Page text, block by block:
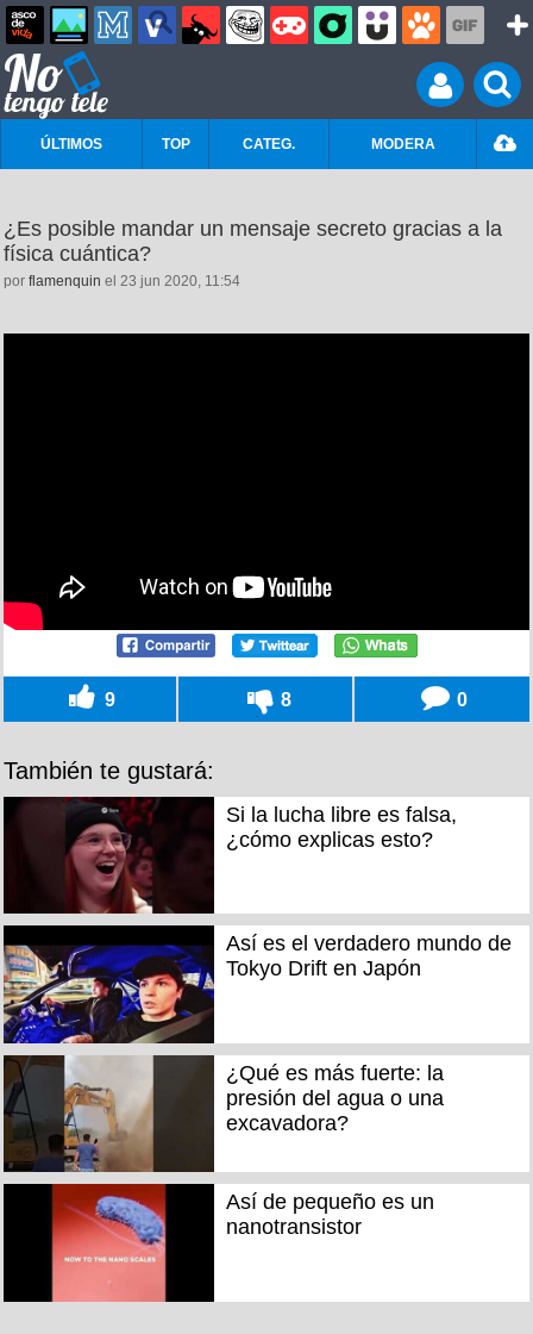
ÚLTIMOS TOP CATEG. MODERA
¿Es posible mandar un mensaje secreto gracias a la
física cuántica?
por flamenquin el 23 jun 2020, 11:54
9 8 0
También te gustará:
Si la lucha libre es falsa,
¿cómo explicas esto?
Así es el verdadero mundo de
Tokyo Drift en Japón
¿Qué es más fuerte: la
presión del agua o una
excavadora?
Así de pequeño es un
nanotransistor